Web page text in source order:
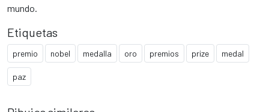
mundo.
Etiquetas
premio nobel medalla oro premios prize medal
paz